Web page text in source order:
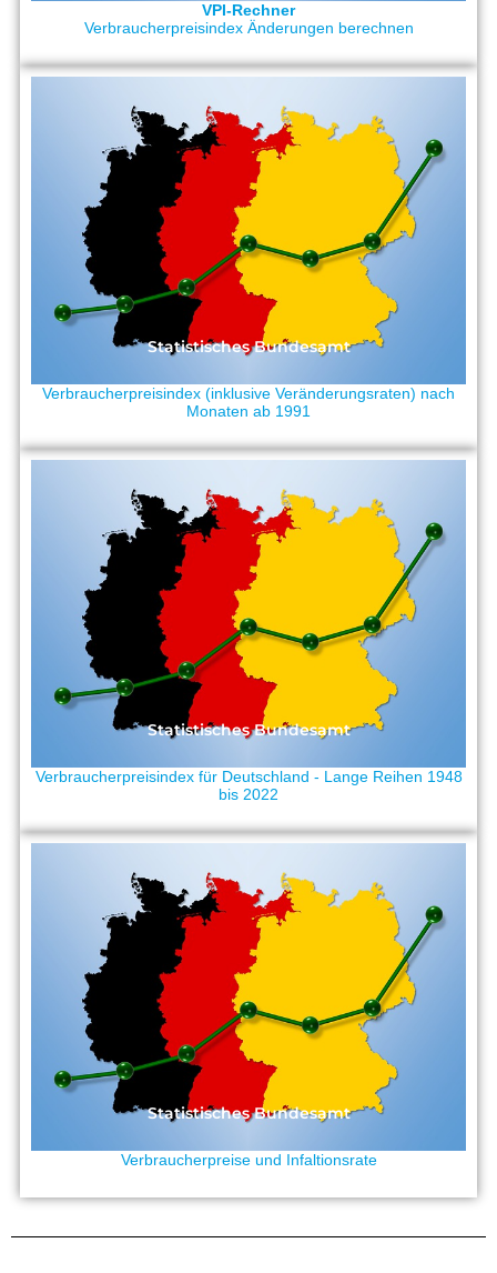
VPI-Rechner
Verbraucherpreisindex Änderungen berechnen
Statistisches Bundesamt
Verbraucherpreisindex (inklusive Veränderungsraten) nach
Monaten ab 1991
Statistisches Bundesamt
Verbraucherpreisindex für Deutschland - Lange Reihen 1948
bis 2022
Statistisches Bundesamt
Verbraucherpreise und Infaltionsrate